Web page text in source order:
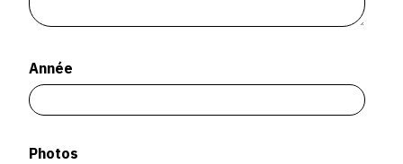
Année
Photos